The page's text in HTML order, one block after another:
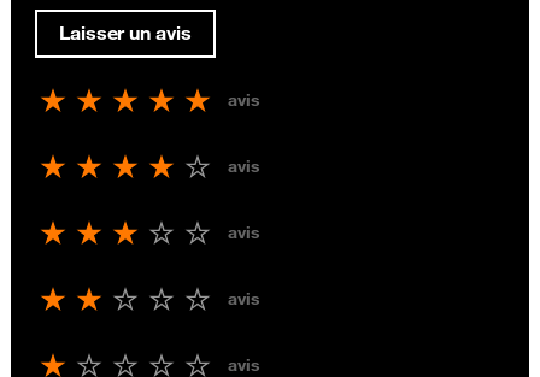
Laisser un avis
avis
avis
avis
avis
avis